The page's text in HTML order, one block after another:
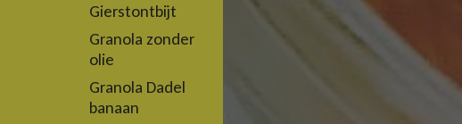
Gierstontbijt
Granola zonder
olie
Granola Dadel
banaan